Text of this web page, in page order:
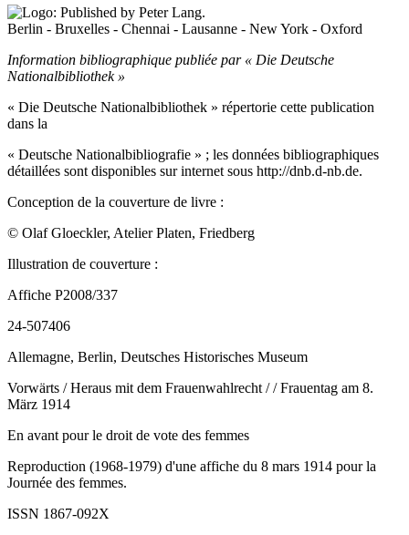
Berlin - Bruxelles - Chennai - Lausanne - New York - Oxford
Information bibliographique publiée par « Die Deutsche
Nationalbibliothek »
« Die Deutsche Nationalbibliothek » répertorie cette publication
dans la
« Deutsche Nationalbibliografie » ; les données bibliographiques
détaillées sont disponibles sur internet sous http://dnb.d-nb.de.
Conception de la couverture de livre :
© Olaf Gloeckler, Atelier Platen, Friedberg
Illustration de couverture :
Affiche P2008/337
24-507406
Allemagne, Berlin, Deutsches Historisches Museum
Vorwärts / Heraus mit dem Frauenwahlrecht / / Frauentag am 8.
März 1914
En avant pour le droit de vote des femmes
Reproduction (1968-1979) d'une affiche du 8 mars 1914 pour la
Journée des femmes.
ISSN 1867-092X